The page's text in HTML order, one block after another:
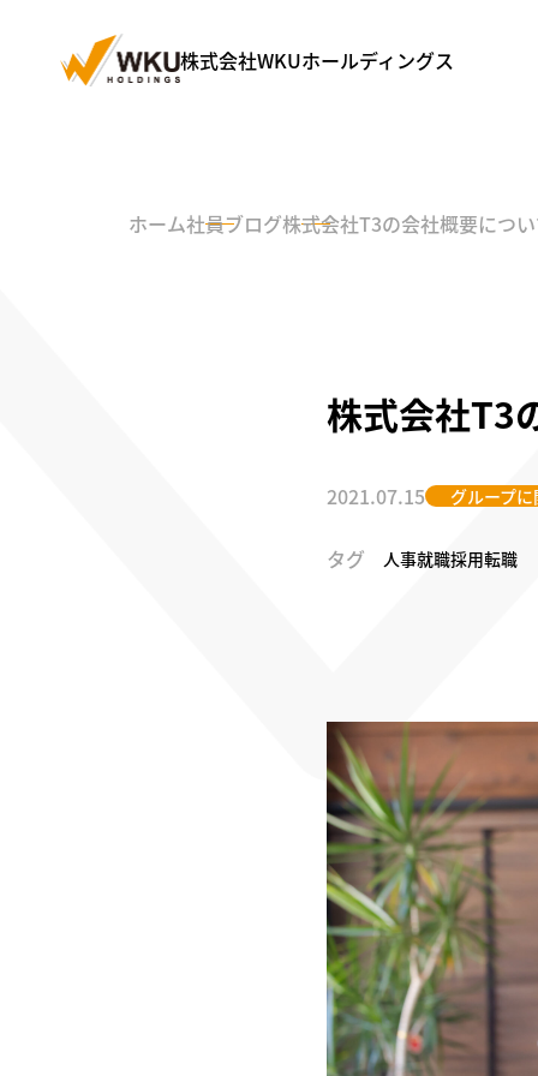
株式会社WKUホールディングス
ホーム社員ブログ株式会社T3の会社概要につ
株式会社T3
2021.07.15 グループ
タグ 人事就職採用転職